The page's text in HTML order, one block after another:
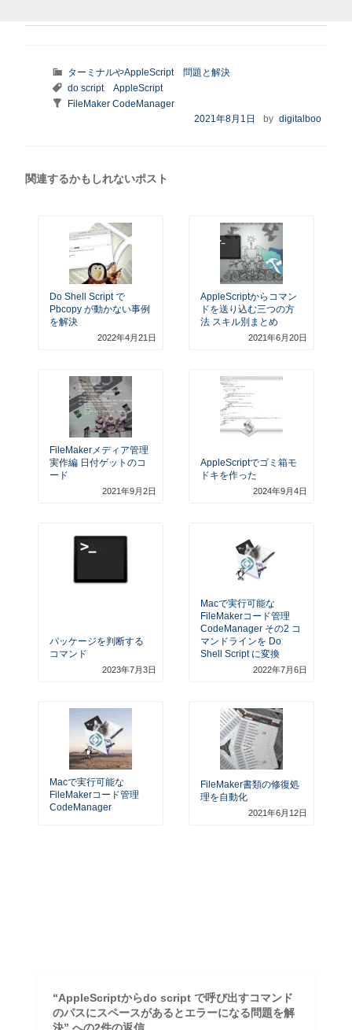
カ
テ
ゴ
ターミナルやAppleScript
問題と解決
タ
グ
do script
AppleScript
Taxonomy:
FileMaker CodeManager
投
2021年8月1日 by digitalboo
関連するかもしれないポスト
Do Shell Script で
Pbcopy が動かない事例
を解決
2022年4月21日
AppleScriptからコマン
ドを送り込む三つの方
法 スキル別まとめ
2021年6月20日
FileMakerメディア管理
実作編 日付ゲットのコ
ード
2021年9月2日
AppleScriptでゴミ箱モ
ドキを作った
2024年9月4日
パッケージを判断する
コマンド
2023年7月3日
Macで実行可能な
FileMakerコード管理
CodeManager その2 コ
マンドラインを Do
Shell Script に変換
2022年7月6日
Macで実行可能な
FileMakerコード管理
CodeManager
FileMaker書類の修復処
理を自動化
2021年6月12日
“AppleScriptからdo script で呼び出すコマンド
のパスにスペースがあるとエラーになる問題を解
決” への2件の返信